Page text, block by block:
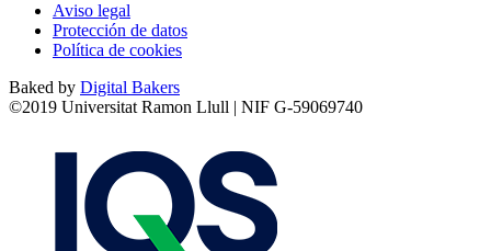
Aviso legal
Protección de datos
Política de cookies
Baked by Digital Bakers
©2019 Universitat Ramon Llull | NIF G-59069740